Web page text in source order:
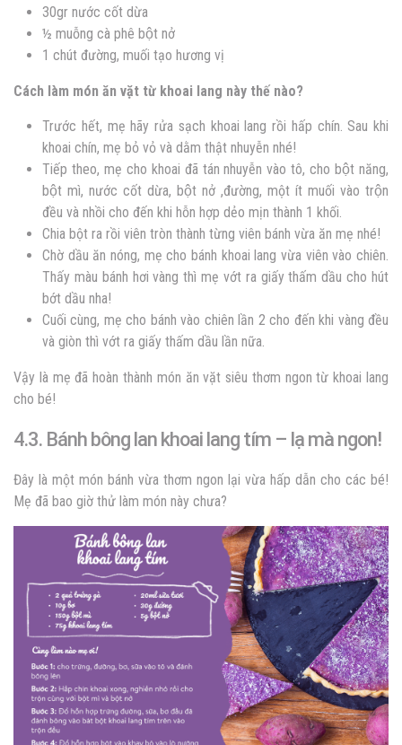
30gr nước cốt dừa
½ muỗng cà phê bột nở
1 chút đường, muối tạo hương vị
Cách làm món ăn vặt từ khoai lang này thế nào?
Trước hết, mẹ hãy rửa sạch khoai lang rồi hấp chín. Sau khi
khoai chín, mẹ bỏ vỏ và dằm thật nhuyễn nhé!
Tiếp theo, mẹ cho khoai đã tán nhuyễn vào tô, cho bột năng,
bột mì, nước cốt dừa, bột nở ,đường, một ít muối vào trộn
đều và nhồi cho đến khi hỗn hợp dẻo mịn thành 1 khối.
Chia bột ra rồi viên tròn thành từng viên bánh vừa ăn mẹ nhé!
Chờ dầu ăn nóng, mẹ cho bánh khoai lang vừa viên vào chiên.
Thấy màu bánh hơi vàng thì mẹ vớt ra giấy thấm dầu cho hút
bớt dầu nha!
Cuối cùng, mẹ cho bánh vào chiên lần 2 cho đến khi vàng đều
và giòn thì vớt ra giấy thấm dầu lần nữa.
Vậy là mẹ đã hoàn thành món ăn vặt siêu thơm ngon từ khoai lang
cho bé!
4.3. Bánh bông lan khoai lang tím – lạ mà ngon!
Đây là một món bánh vừa thơm ngon lại vừa hấp dẫn cho các bé!
Mẹ đã bao giờ thử làm món này chưa?